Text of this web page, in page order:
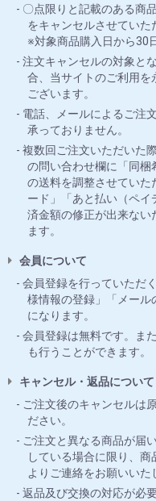
〇点限りと記載のある商
をキャンセルさせていた
※対象商品購入日から30
注文キャンセルの対象と
合、当サイトのご利用
ございます。
電話、メールによるご注
承っておりません。
複数回ご注文いただいた
の問い合わせ欄に「同梱
の送料を調整させていた
ード」「あと払い（ペ
済金額の修正が出来ない
ます。
会員について
会員登録を行っていただ
様情報の登録」「メール
になります。
会員登録は無料です。ま
も行うことができます。
キャンセル・返品について
ご注文後のキャンセルは
ださい。
ご注文と異なる商品が届
している場合に限り、商
よりご連絡をお願いいた
返品及び交換の対応が必